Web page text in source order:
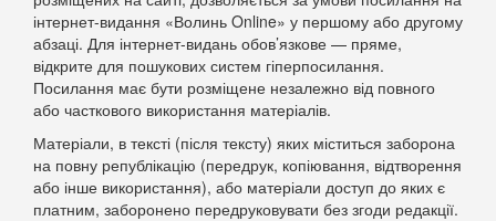
інтернет-видання «Волинь Online» у першому або другому
абзаці. Для інтернет-видань обов’язкове — пряме,
відкрите для пошукових систем гіперпосилання.
Посилання має бути розміщене незалежно від повного
або часткового використання матеріалів.
Матеріали, в тексті (після тексту) яких міститься заборона
на повну републікацію (передрук, копіювання, відтворення
або інше використання), або матеріали доступ до яких є
платним, заборонено передруковувати без згоди редакції.